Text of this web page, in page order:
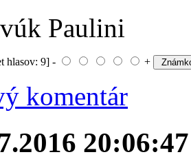
Paulini
hlasov: 9] - +
komentár
20:06:47